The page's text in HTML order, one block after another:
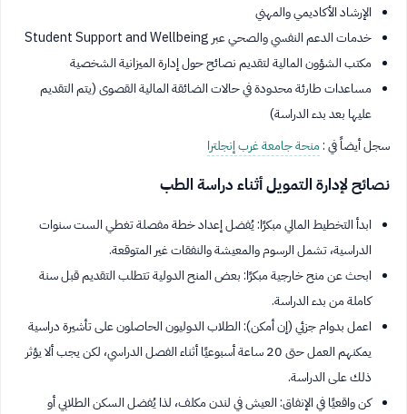
الإرشاد الأكاديمي والمهني
خدمات الدعم النفسي والصحي عبر Student Support and Wellbeing
مكتب الشؤون المالية لتقديم نصائح حول إدارة الميزانية الشخصية
مساعدات طارئة محدودة في حالات الضائقة المالية القصوى (يتم التقديم
عليها بعد بدء الدراسة)
سجل أيضاً في :منحة جامعة غرب إنجلترا
نصائح لإدارة التمويل أثناء دراسة الطب
ابدأ التخطيط المالي مبكرًا: يُفضل إعداد خطة مفصلة تغطي الست سنوات
الدراسية، تشمل الرسوم والمعيشة والنفقات غير المتوقعة.
ابحث عن منح خارجية مبكرًا: بعض المنح الدولية تتطلب التقديم قبل سنة
كاملة من بدء الدراسة.
اعمل بدوام جزئي (إن أمكن): الطلاب الدوليون الحاصلون على تأشيرة دراسية
يمكنهم العمل حتى 20 ساعة أسبوعيًا أثناء الفصل الدراسي، لكن يجب ألا يؤثر
ذلك على الدراسة.
كن واقعيًا في الإنفاق: العيش في لندن مكلف، لذا يُفضل السكن الطلابي أو